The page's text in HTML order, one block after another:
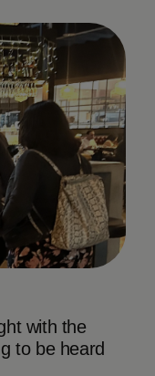
with the
to be heard